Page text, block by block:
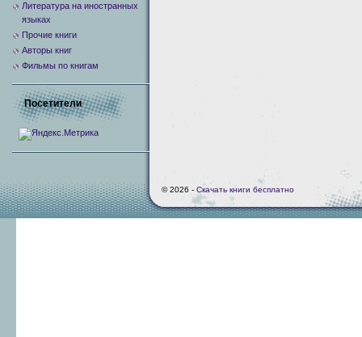
Литература на иностранных
языках
Прочие книги
Авторы книг
Фильмы по книгам
Посетители
© 2026 - Скачать книги бесплатно